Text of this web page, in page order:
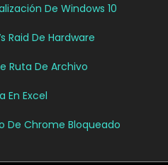
De Windows 10
Raid De Hardware
Ruta De Archivo
En Excel
De Chrome Bloqueado